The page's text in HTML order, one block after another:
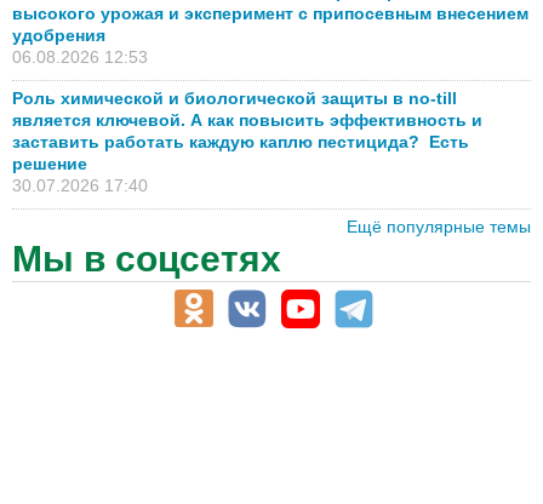
высокого урожая и эксперимент с припосевным внесением
удобрения
06.08.2026 12:53
Роль химической и биологической защиты в no-till
является ключевой. А как повысить эффективность и
заставить работать каждую каплю пестицида? Есть
решение
30.07.2026 17:40
Ещё популярные темы
Мы в соцсетях